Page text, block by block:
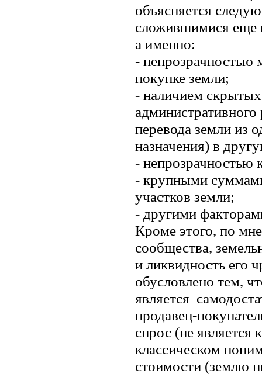
объясняется
сложившимися еще
а именно:
- непрозрачностью
покупке земли;
- наличием
перевода земли из
назначения) в
- непрозрачностью
- крупными
участков земли;
- другими
Кроме этого, по
сообщества,
и ликвидность его
обусловлено тем,
является
продавец-
спрос (не
классическом
стоимости (землю